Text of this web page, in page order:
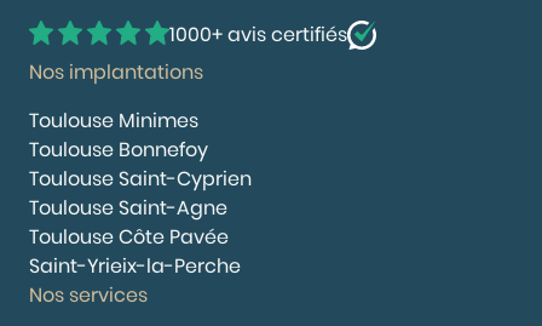
1000+ avis certifiés
Nos implantations
Toulouse Minimes
Toulouse Bonnefoy
Toulouse Saint-Cyprien
Toulouse Saint-Agne
Toulouse Côte Pavée
Saint-Yrieix-la-Perche
Nos services